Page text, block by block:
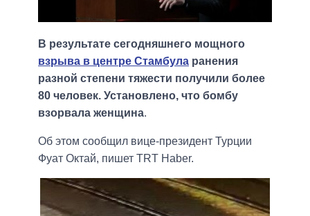
В результате сегодняшнего мощного
взрыва в центре Стамбула ранения
разной степени тяжести получили более
80 человек. Установлено, что бомбу
взорвала женщина.
Об этом сообщил вице-президент Турции
Фуат Октай, пишет TRT Haber.